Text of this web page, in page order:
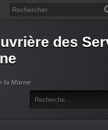
des
la Marne